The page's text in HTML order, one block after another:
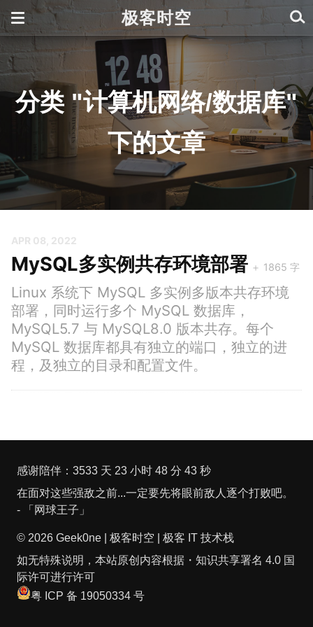
极客时空
分类 "计算机网络/数据库"
下的文章
APR 08, 2022
MySQL多实例共存环境部署
Linux 系统下 MySQL 多实例多版本共存环境
部署，同时运行多个 MySQL 数据库，
MySQL5.7 与 MySQL8.0 版本共存。每个
MySQL 数据库都具有独立的端口，独立的进
程，及独立的目录和配置文件。
感谢陪伴： 3533 天 23 小时 48 分 44 秒
在面对这些强敌之前...一定要先将眼前敌人逐个打败吧。
- 「网球王子」
© 2026 Geek0ne | 极客时空 | 极客 IT 技术栈
如无特殊说明，本站原创内容根据・ 知识共享署名 4.0 国
际许可进行许可
粤 ICP 备 19050334 号